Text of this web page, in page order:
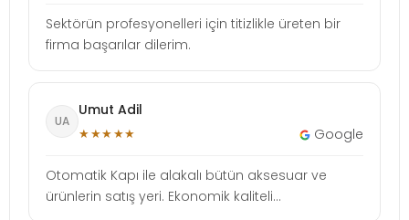
Sektörün profesyonelleri için titizlikle üreten bir
firma başarılar dilerim.
UA
Umut Adil
★★★★★ Google
Otomatik Kapı ile alakalı bütün aksesuar ve
ürünlerin satış yeri. Ekonomik kaliteli...